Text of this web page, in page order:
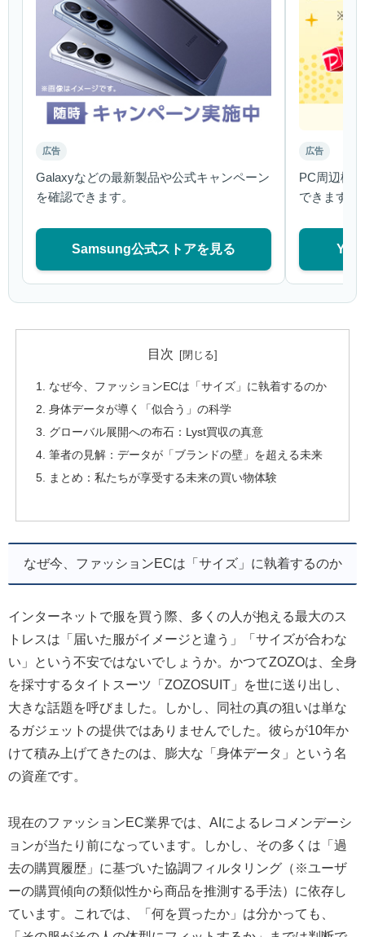
広告
Galaxyなどの最新製品や公式キャンペーン
を確認できます。
Samsung公式ストアを見る
広告
PC周辺機
できます。
目次
なぜ今、ファッションECは「サイズ」に執着するのか
身体データが導く「似合う」の科学
グローバル展開への布石：Lyst買収の真意
筆者の見解：データが「ブランドの壁」を超える未来
まとめ：私たちが享受する未来の買い物体験
なぜ今、ファッションECは「サイズ」に執着するのか
インターネットで服を買う際、多くの人が抱える最大のス
トレスは「届いた服がイメージと違う」「サイズが合わな
い」という不安ではないでしょうか。かつてZOZOは、全身
を採寸するタイトスーツ「ZOZOSUIT」を世に送り出し、
大きな話題を呼びました。しかし、同社の真の狙いは単な
るガジェットの提供ではありませんでした。彼らが10年か
けて積み上げてきたのは、膨大な「身体データ」という名
の資産です。
現在のファッションEC業界では、AIによるレコメンデーシ
ョンが当たり前になっています。しかし、その多くは「過
去の購買履歴」に基づいた協調フィルタリング（※ユーザ
ーの購買傾向の類似性から商品を推測する手法）に依存し
ています。これでは、「何を買ったか」は分かっても、